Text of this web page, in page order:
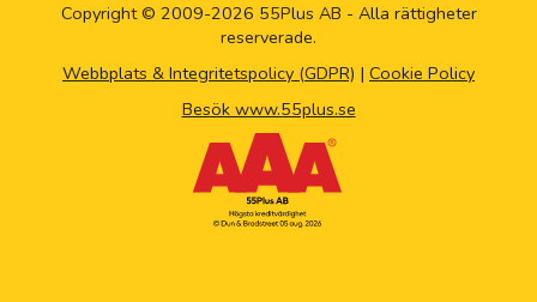
Copyright © 2009-2026 55Plus AB - Alla rättigheter
reserverade.
Webbplats & Integritetspolicy (GDPR) | Cookie Policy
Besök www.55plus.se